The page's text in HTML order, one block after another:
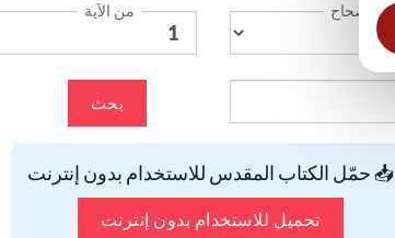
الإصحاح من الآية
بحث
📥 حمّل الكتاب المقدس للاستخدام بدون إنترنت
تحميل للاستخدام بدون إنترنت